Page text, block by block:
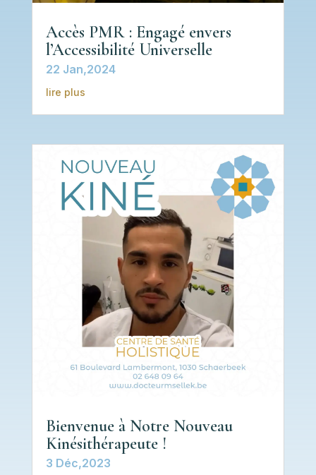
Accès PMR : Engagé envers
l’Accessibilité Universelle
22 Jan,2024
lire plus
Bienvenue à Notre Nouveau
Kinésithérapeute !
3 Déc,2023